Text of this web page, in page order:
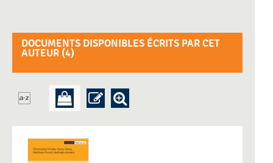
DOCUMENTS DISPONIBLES ÉCRITS PAR CET
AUTEUR (4)